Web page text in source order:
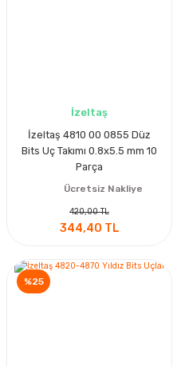
İzeltaş
İzeltaş 4810 00 0855 Düz
Bits Uç Takımı 0.8x5.5 mm 10
Parça
Ücretsiz Nakliye
420,00 TL
344,40 TL
%25